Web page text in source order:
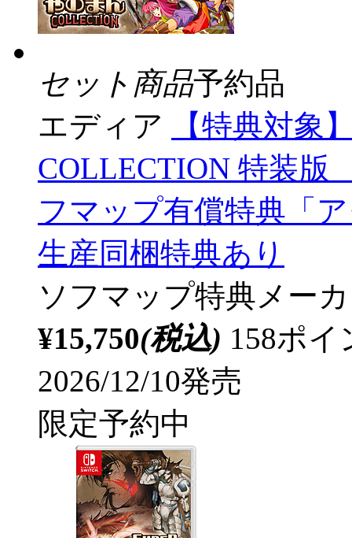
セット商品予約品
エディア
【特典対象
COLLECTION 特装版
フマップ有償特典「
生産同梱特典あり
ソフマップ特典メー
¥15,750(税込) 158ポ
2026/12/10発売
限定予約中